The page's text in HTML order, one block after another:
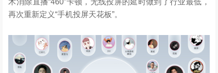
术消除直播“460”卡顿，无线投屏的延时做到了行业最低，
再次重新定义“手机投屏天花板”。